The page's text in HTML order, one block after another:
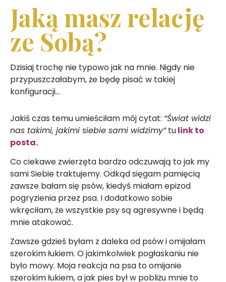
Jaką masz relację
ze Sobą?
Dzisiaj trochę nie typowo jak na mnie. Nigdy nie
przypuszczałabym, że będę pisać w takiej
konfiguracji…
Jakiś czas temu umieściłam mój cytat: “Świat widzi
nas takimi, jakimi siebie sami widzimy”tulink to
posta.
Co ciekawe zwierzęta bardzo odczuwają to jak my
sami Siebie traktujemy. Odkąd sięgam pamięcią
zawsze bałam się psów, kiedyś miałam epizod
pogryzienia przez psa. I dodatkowo sobie
wkręciłam, że wszystkie psy są agresywne i będą
mnie atakować.
Zawsze gdzieś byłam z daleka od psów i omijałam
szerokim łukiem. O jakimkolwiek pogłaskaniu nie
było mowy. Moja reakcja na psa to omijanie
szerokim łukiem, a jak pies był w pobliżu mnie to